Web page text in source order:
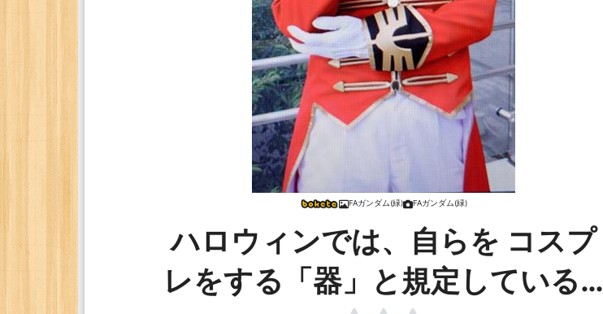
FAガンダム(緑) FAガンダム(緑)
ハロウィンでは、自らを コスプ
レをする「器」と規定している…